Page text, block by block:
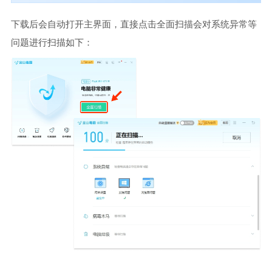
下载后会自动打开主界面，直接点击全面扫描会对系统异常等
问题进行扫描如下：